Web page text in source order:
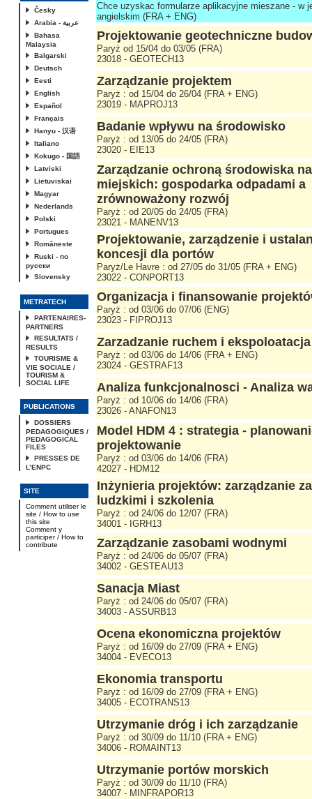
Česky
Arabia - عربية
Bahasa
Malaysia
Balgarski
Deutsch
Eesti
English
Español
Français
Hanyu - 汉语
Italiano
Kokugo - 国語
Latviski
Lietuviskai
Magyar
Nederlands
Polski
Portugues
Româneste
Ruski - по
русски
Slovensky
METRATECH
PARTENAIRES-
PARTNERS
RESULTATS /
RESULTS
TOURISME &
VIE SOCIALE /
TOURISM &
SOCIAL LIFE
PUBLICATIONS
DOSSIERS
PEDAGOGIQUES /
PEDAGOGICAL
FILES
PRESSES DE
L’ENPC
SITE
Comment utiliser le
site / How to use
this site
Comment y
participer / How to
contribute
Chce uzyskac formularze aplikacyjne mieszane - w
angielskim (FRA + ENG)
Projektowanie geotechniczne
Paryż od 15/04 do 03/05 (FRA)
23018 - GEOTECH13
Zarządzanie projektem
Paryż : od 15/04 do 26/04 (FRA + ENG)
23019 - MAPROJ13
Badanie wpływu na środowisko
Paryż : od 13/05 do 24/05 (FRA)
23020 - EIE13
Zarządzanie ochroną środowiska
miejskich: gospodarka odpadami a
zrównoważony rozwój
Paryż : od 20/05 do 24/05 (FRA)
23021 - MANENV13
Projektowanie, zarządzenie i
koncesji dla portów
Paryż/Le Havre : od 27/05 do 31/05 (FRA + ENG)
23022 - CONPORT13
Organizacja i finansowanie
Paryż : od 03/06 do 07/06 (ENG)
23023 - FIPROJ13
Zarzadzanie ruchem i
Paryż : od 03/06 do 14/06 (FRA + ENG)
23024 - GESTRAF13
Analiza funkcjonalnosci - Analiza
Paryż : od 10/06 do 14/06 (FRA)
23026 - ANAFON13
Model HDM 4 : strategia -
projektowanie
Paryż : od 03/06 do 14/06 (FRA)
42027 - HDM12
Inżynieria projektów: zarządzanie
ludzkimi i szkolenia
Paryż : od 24/06 do 12/07 (FRA)
34001 - IGRH13
Zarządzanie zasobami wodnymi
Paryż : od 24/06 do 05/07 (FRA)
34002 - GESTEAU13
Sanacja Miast
Paryż : od 24/06 do 05/07 (FRA)
34003 - ASSURB13
Ocena ekonomiczna projektów
Paryż : od 16/09 do 27/09 (FRA + ENG)
34004 - EVECO13
Ekonomia transportu
Paryż : od 16/09 do 27/09 (FRA + ENG)
34005 - ECOTRANS13
Utrzymanie dróg i ich zarządzanie
Paryż : od 30/09 do 11/10 (FRA + ENG)
34006 - ROMAINT13
Utrzymanie portów morskich
Paryż : od 30/09 do 11/10 (FRA)
34007 - MINFRAPOR13